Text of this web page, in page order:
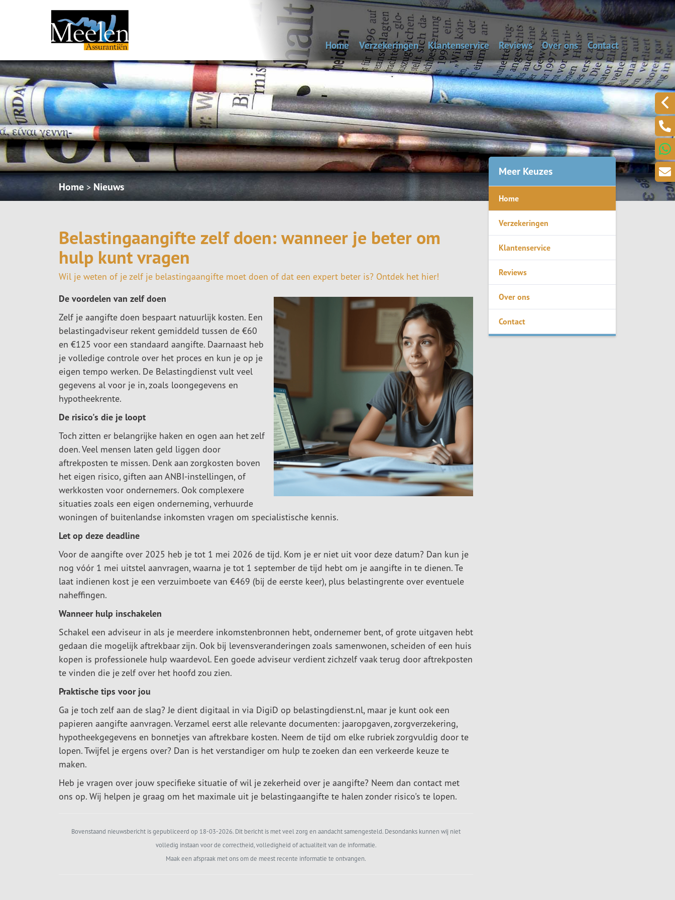
Home Verzekeringen
Uitvaartverzekering
Autoverzekering
Woonhuisverzekering
Inboedelverzekering
Aansprakelijkheidsverz.
Reisverzekering
Rechtsbijstandverzekering
Klantenservice
Bepaal de dagwaarde van je auto
Reviews Over ons Contact
Alarmnummers
Laat een bericht
Een klacht melden?
Home > Nieuws
Belastingaangifte zelf doen: wanneer je beter om
hulp kunt vragen
Wil je weten of je zelf je belastingaangifte moet doen of dat een expert beter is? Ontdek het hier!
De voordelen van zelf doen
Zelf je aangifte doen bespaart natuurlijk kosten. Een
belastingadviseur rekent gemiddeld tussen de €60
en €125 voor een standaard aangifte. Daarnaast heb
je volledige controle over het proces en kun je op je
eigen tempo werken. De Belastingdienst vult veel
gegevens al voor je in, zoals loongegevens en
hypotheekrente.
De risico's die je loopt
Toch zitten er belangrijke haken en ogen aan het zelf
doen. Veel mensen laten geld liggen door
aftrekposten te missen. Denk aan zorgkosten boven
het eigen risico, giften aan ANBI-instellingen, of
werkkosten voor ondernemers. Ook complexere
situaties zoals een eigen onderneming, verhuurde
woningen of buitenlandse inkomsten vragen om specialistische kennis.
Let op deze deadline
Voor de aangifte over 2025 heb je tot 1 mei 2026 de tijd. Kom je er niet uit voor deze datum? Dan kun je
nog vóór 1 mei uitstel aanvragen, waarna je tot 1 september de tijd hebt om je aangifte in te dienen. Te
laat indienen kost je een verzuimboete van €469 (bij de eerste keer), plus belastingrente over eventuele
naheffingen.
Wanneer hulp inschakelen
Schakel een adviseur in als je meerdere inkomstenbronnen hebt, ondernemer bent, of grote uitgaven hebt
gedaan die mogelijk aftrekbaar zijn. Ook bij levensveranderingen zoals samenwonen, scheiden of een huis
kopen is professionele hulp waardevol. Een goede adviseur verdient zichzelf vaak terug door aftrekposten
te vinden die je zelf over het hoofd zou zien.
Praktische tips voor jou
Ga je toch zelf aan de slag? Je dient digitaal in via DigiD op belastingdienst.nl, maar je kunt ook een
papieren aangifte aanvragen. Verzamel eerst alle relevante documenten: jaaropgaven, zorgverzekering,
hypotheekgegevens en bonnetjes van aftrekbare kosten. Neem de tijd om elke rubriek zorgvuldig door te
lopen. Twijfel je ergens over? Dan is het verstandiger om hulp te zoeken dan een verkeerde keuze te
maken.
Heb je vragen over jouw specifieke situatie of wil je zekerheid over je aangifte? Neem dan contact met
ons op. Wij helpen je graag om het maximale uit je belastingaangifte te halen zonder risico's te lopen.
Bovenstaand nieuwsbericht is gepubliceerd op 18-03-2026. Dit bericht is met veel zorg en aandacht samengesteld. Desondanks kunnen wij niet
volledig instaan voor de correctheid, volledigheid of actualiteit van de informatie.
Maak een afspraak met ons om de meest recente informatie te ontvangen.
Meer Keuzes
Home
Verzekeringen
Klantenservice
Reviews
Over ons
Contact